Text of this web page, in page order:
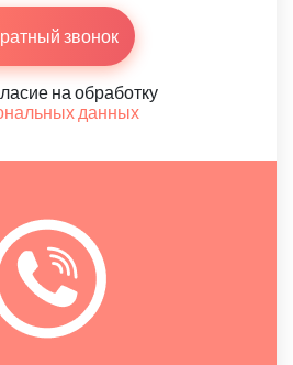
звонок
на обработку
данных